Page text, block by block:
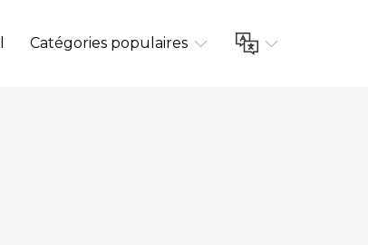
Catégories populaires